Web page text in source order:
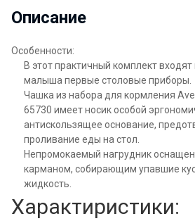
Описание
Особенности:
В этот практичный комплект
малыша первые столовые приборы.
Чашка из набора для кормления
65730 имеет носик особой
антискользящее основание,
проливание еды на стол.
Непромокаемый нагрудник
карманом, собирающим упавшие
жидкость.
Характиристики: